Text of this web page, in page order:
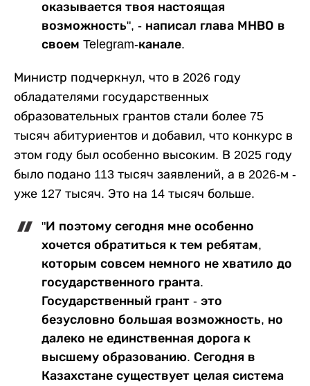
оказывается твоя настоящая
возможность", - написал глава МНВО в
своем Telegram-канале.
Министр подчеркнул, что в 2026 году
обладателями государственных
образовательных грантов стали более 75
тысяч абитуриентов и добавил, что конкурс в
этом году был особенно высоким. В 2025 году
было подано 113 тысяч заявлений, а в 2026-м -
уже 127 тысяч. Это на 14 тысяч больше.
"И поэтому сегодня мне особенно
хочется обратиться к тем ребятам,
которым совсем немного не хватило до
государственного гранта.
Государственный грант - это
безусловно большая возможность, но
далеко не единственная дорога к
высшему образованию. Сегодня в
Казахстане существует целая система